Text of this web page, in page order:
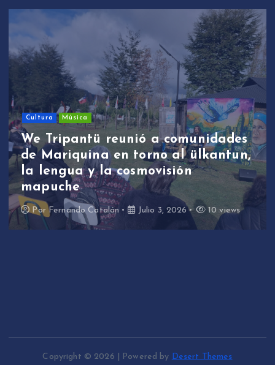
Cultura Música
We Tripantü reunió a comunidades
de Mariquina en torno al ülkantun,
la lengua y la cosmovisión
mapuche
PorFernando Catalán Julio 3, 2026 10 views
Copyright © 2026 | Powered by Desert Themes